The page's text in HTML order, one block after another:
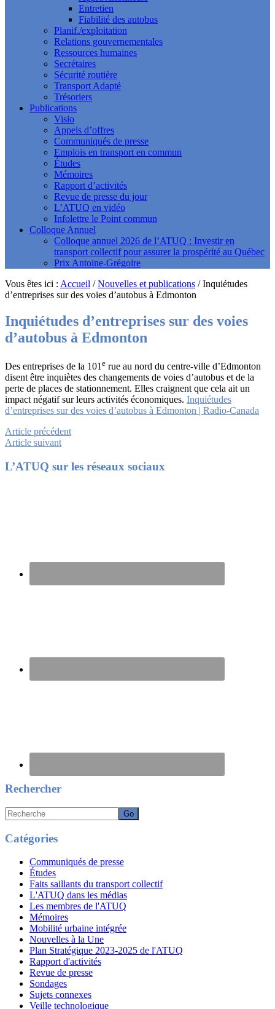
Entretien
Fiabilité des autobus
Planif./exploitation
Relations gouvernementales
Ressources humaines
Secrétaires
Sécurité routière
Transport Adapté
Trésoriers
Publications
Visio
Appels d’offres
Communiqués de presse
Emplois en transport en commun
Études
Mémoires
Rapport d’activités
Revue de presse du jour
L’ATUQ en vidéo
Infolettre le Point commun
Colloque Annuel
Colloque annuel 2026 de l’ATUQ : Investir en
transport collectif pour assurer la prospérité au Québec
Prix Antoine-Grégoire
Vous êtes ici : Accueil /Nouvelles et publications /Inquiétudes
d’entreprises sur des voies d’autobus à Edmonton
Inquiétudes d’entreprises sur des voies
d’autobus à Edmonton
Des entreprises de la 101 e rue au nord du centre-ville d’Edmonton
disent être inquiètes des changements de voies d’autobus et de la
perte de places de stationnement. Elles craignent que cela ait un
impact négatif sur leurs activités économiques. Inquiétudes
d’entreprises sur des voies d’autobus à Edmonton | Radio-Canada
Article précédent
Article suivant
Footer
L’ATUQ sur les réseaux sociaux
Rechercher
Recherche
Catégories
Communiqués de presse
Études
Faits saillants du transport collectif
L'ATUQ dans les médias
Les membres de l'ATUQ
Mémoires
Mobilité urbaine intégrée
Nouvelles à la Une
Plan Stratégique 2023-2025 de l'ATUQ
Rapport d'activités
Revue de presse
Sondages
Sujets connexes
Veille technologique